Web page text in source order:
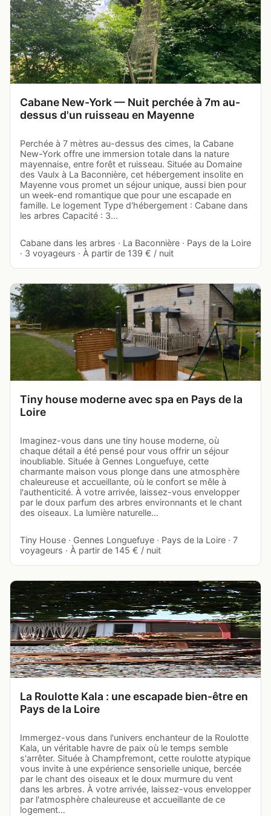
Cabane New-York — Nuit perchée à 7m au-
dessus d'un ruisseau en Mayenne
Perchée à 7 mètres au-dessus des cimes, la Cabane
New-York offre une immersion totale dans la nature
mayennaise, entre forêt et ruisseau. Située au Domaine
des Vaulx à La Baconnière, cet hébergement insolite en
Mayenne vous promet un séjour unique, aussi bien pour
un week-end romantique que pour une escapade en
famille. Le logement Type d'hébergement : Cabane dans
les arbres Capacité : 3…
Cabane dans les arbres · La Baconnière · Pays de la Loire
· 3 voyageurs · À partir de 139 € / nuit
Tiny house moderne avec spa en Pays de la
Loire
Imaginez-vous dans une tiny house moderne, où
chaque détail a été pensé pour vous offrir un séjour
inoubliable. Située à Gennes Longuefuye, cette
charmante maison vous plonge dans une atmosphère
chaleureuse et accueillante, où le confort se mêle à
l'authenticité. À votre arrivée, laissez-vous envelopper
par le doux parfum des arbres environnants et le chant
des oiseaux. La lumière naturelle…
Tiny House · Gennes Longuefuye · Pays de la Loire · 7
voyageurs · À partir de 145 € / nuit
La Roulotte Kala : une escapade bien-être en
Pays de la Loire
Immergez-vous dans l'univers enchanteur de la Roulotte
Kala, un véritable havre de paix où le temps semble
s'arrêter. Située à Champfremont, cette roulotte atypique
vous invite à une expérience sensorielle unique, bercée
par le chant des oiseaux et le doux murmure du vent
dans les arbres. À votre arrivée, laissez-vous envelopper
par l'atmosphère chaleureuse et accueillante de ce
logement…